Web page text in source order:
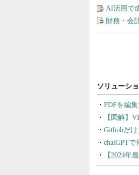
AI活用で
財務・会
PDFを編
【図解】
Githubだ
chatGPT
【2024年